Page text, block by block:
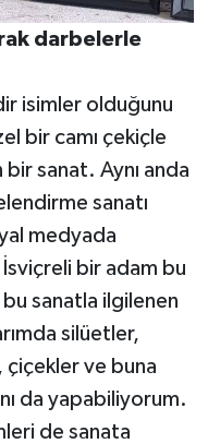
darbelerle
isimler olduğunu
bir camı çekiçle
sanat. Aynı anda
sanatı
medyada
bir adam bu
sanatla ilgilenen
silüetler,
çiçekler ve buna
da yapabiliyorum.
de sanata